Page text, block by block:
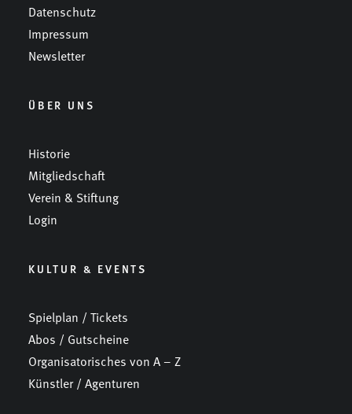
Datenschutz
Impressum
Newsletter
ÜBER UNS
Historie
Mitgliedschaft
Verein & Stiftung
Login
KULTUR & EVENTS
Spielplan / Tickets
Abos / Gutscheine
Organisatorisches von A – Z
Künstler / Agenturen